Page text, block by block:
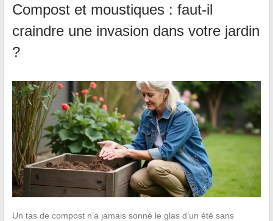
Compost et moustiques : faut-il
craindre une invasion dans votre jardin
?
Un tas de compost n’a jamais sonné le glas d’un été sans